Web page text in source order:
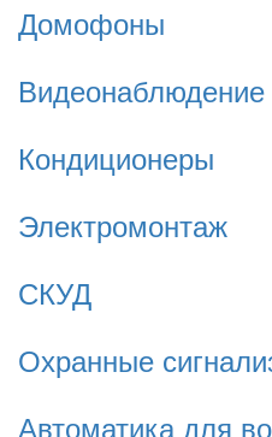
Домофоны
Видеонаблюдение
Кондиционеры
Электромонтаж
СКУД
Охранные
Автоматика для